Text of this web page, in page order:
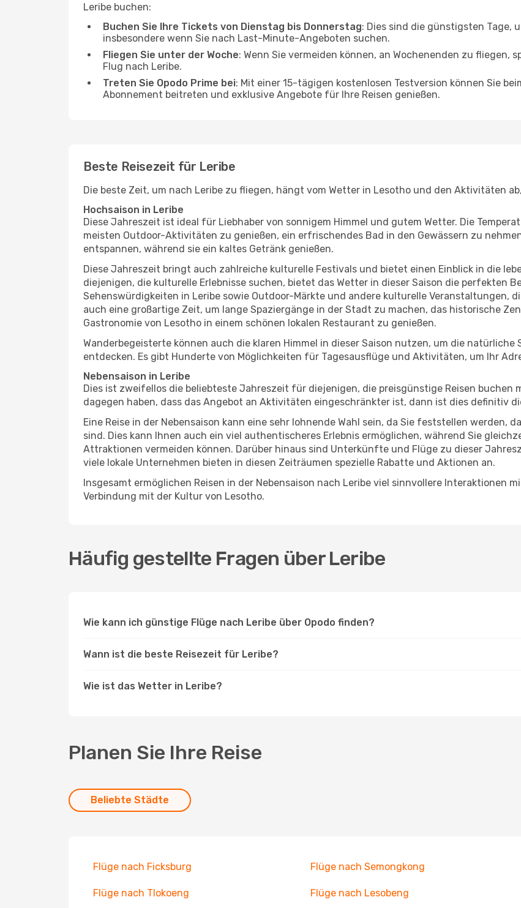
Leribe buchen:
Buchen Sie Ihre Tickets von Dienstag bis Donnerstag: Dies sind die günstigsten Tage,
insbesondere wenn Sie nach Last-Minute-Angeboten suchen.
Fliegen Sie unter der Woche: Wenn Sie vermeiden können, an Wochenenden zu fliegen,
Flug nach Leribe.
Treten Sie Opodo Prime bei: Mit einer 15-tägigen kostenlosen Testversion können Sie
Abonnement beitreten und exklusive Angebote für Ihre Reisen genießen.
Beste Reisezeit für Leribe
Die beste Zeit, um nach Leribe zu fliegen, hängt vom Wetter in Lesotho und den Aktivitäten
Hochsaison in Leribe
Diese Jahreszeit ist ideal für Liebhaber von sonnigem Himmel und gutem Wetter. Die
meisten Outdoor-Aktivitäten zu genießen, ein erfrischendes Bad in den Gewässern zu
entspannen, während sie ein kaltes Getränk genießen.
Diese Jahreszeit bringt auch zahlreiche kulturelle Festivals und bietet einen Einblick in die
diejenigen, die kulturelle Erlebnisse suchen, bietet das Wetter in dieser Saison die perfekten
Sehenswürdigkeiten in Leribe sowie Outdoor-Märkte und andere kulturelle Veranstaltungen,
auch eine großartige Zeit, um lange Spaziergänge in der Stadt zu machen, das historische
Gastronomie von Lesotho in einem schönen lokalen Restaurant zu genießen.
Wanderbegeisterte können auch die klaren Himmel in dieser Saison nutzen, um die
entdecken. Es gibt Hunderte von Möglichkeiten für Tagesausflüge und Aktivitäten, um Ihr
Nebensaison in Leribe
Dies ist zweifellos die beliebteste Jahreszeit für diejenigen, die preisgünstige Reisen buchen
dagegen haben, dass das Angebot an Aktivitäten eingeschränkter ist, dann ist dies definitiv
Eine Reise in der Nebensaison kann eine sehr lohnende Wahl sein, da Sie feststellen werden,
sind. Dies kann Ihnen auch ein viel authentischeres Erlebnis ermöglichen, während Sie
Attraktionen vermeiden können. Darüber hinaus sind Unterkünfte und Flüge zu dieser
viele lokale Unternehmen bieten in diesen Zeiträumen spezielle Rabatte und Aktionen an.
Insgesamt ermöglichen Reisen in der Nebensaison nach Leribe viel sinnvollere Interaktionen
Verbindung mit der Kultur von Lesotho.
Häufig gestellte Fragen über Leribe
Wie kann ich günstige Flüge nach Leribe über Opodo finden?
Wann ist die beste Reisezeit für Leribe?
Wie ist das Wetter in Leribe?
Planen Sie Ihre Reise
Beliebte Städte
Flüge nach Ficksburg Flüge nach Semongkong
Flüge nach Tlokoeng Flüge nach Lesobeng